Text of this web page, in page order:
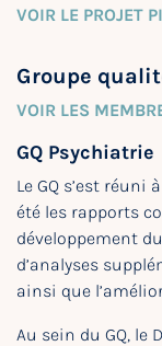
VOIR LE PROJET
Groupe
VOIR LES
GQ Psychiatrie
Le GQ s’est
été les rapports
développement
d’analyses
ainsi que
Au sein du GQ, le